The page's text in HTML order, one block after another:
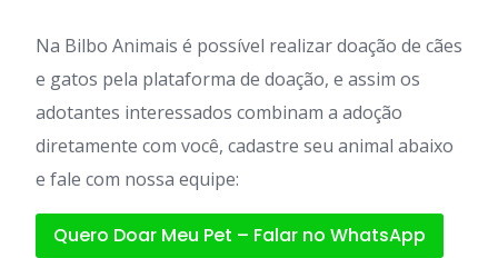
Na Bilbo Animais é possível realizar doação de cães
e gatos pela plataforma de doação, e assim os
adotantes interessados combinam a adoção
diretamente com você, cadastre seu animal abaixo
e fale com nossa equipe:
Quero Doar Meu Pet – Falar no WhatsApp